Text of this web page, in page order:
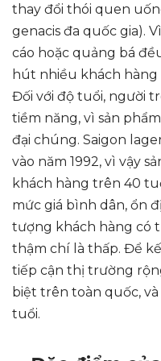
thay đổi thói quen
genacis đa quốc gia).
cáo hoặc quảng bá
hút nhiều khách hàng
Đối với độ tuổi, người
tiềm năng, vì sản
đại chúng. Saigon
vào năm 1992, vì vậy
khách hàng trên 40
mức giá bình dân, ổn
tượng khách hàng có
thậm chí là thấp. Để
tiếp cận thị trường
biệt trên toàn quốc,
tuổi.